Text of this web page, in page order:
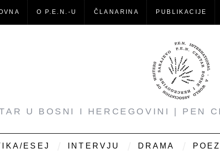
O P.E.N.-U ČLANARINA PUBLIKACIJE
U BOSNI I HERCEGOVINI | PEN
ESEJ INTERVJU DRAMA